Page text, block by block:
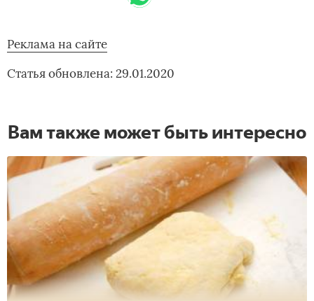
Реклама на сайте
Статья обновлена: 29.01.2020
Вам также может быть интересно